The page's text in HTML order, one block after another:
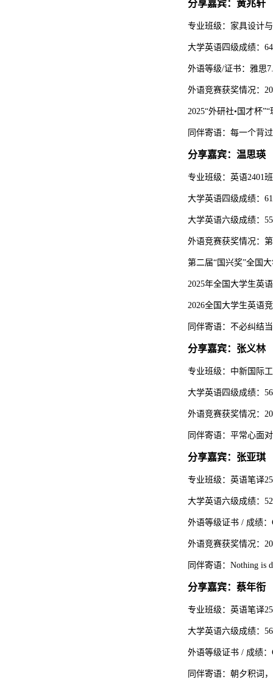
分享嘉宾：黄兆轩
专业班级：家具设计
大学英语四级成绩：
外语等级/证书：雅思
外语竞赛获奖情况：
2025“外研社•国才杯
同伴寄语：每一个背
分享嘉宾：温思瑛
专业班级：英语2401班
大学英语四级成绩：
大学英语六级成绩：
外语竞赛获奖情况：
第二届“国兴奖”全国
2025年全国大学生英
2026全国大学生英语
同伴寄语：不必纠结
分享嘉宾：张义林
专业班级：中新国际
大学英语四级成绩：
外语竞赛获奖情况：
同伴寄语：平常心面
分享嘉宾：张亚琪
专业班级：英语笔译
大学英语六级成绩：
外语等级证书 / 成绩
外语竞赛获奖情况：
同伴寄语：Nothing is
分享嘉宾：蔡年衔
专业班级：英语笔译
大学英语六级成绩：
外语等级证书 / 成绩
同伴寄语：朝夕积词